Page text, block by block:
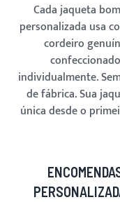
Cada jaqueta
personalizada usa
cordeiro
confeccionado
individualmente.
de fábrica. Sua
única desde o